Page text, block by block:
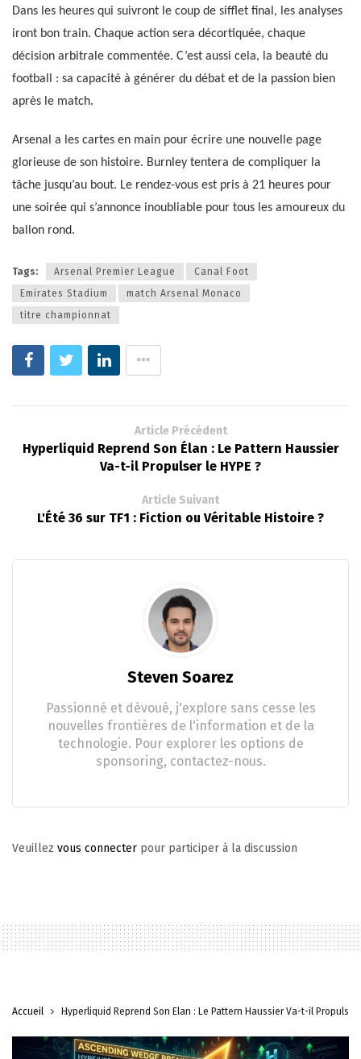
Dans les heures qui suivront le coup de sifflet final, les analyses
iront bon train. Chaque action sera décortiquée, chaque
décision arbitrale commentée. C’est aussi cela, la beauté du
football : sa capacité à générer du débat et de la passion bien
après le match.
Arsenal a les cartes en main pour écrire une nouvelle page
glorieuse de son histoire. Burnley tentera de compliquer la
tâche jusqu’au bout. Le rendez-vous est pris à 21 heures pour
une soirée qui s’annonce inoubliable pour tous les amoureux du
ballon rond.
Tags: Arsenal Premier League
Canal Foot
Emirates Stadium
match Arsenal Monaco
titre championnat
Article Précédent
Hyperliquid Reprend Son Élan : Le Pattern Haussier
Va-t-il Propulser le HYPE ?
Article Suivant
L'Été 36 sur TF1 : Fiction ou Véritable Histoire ?
Steven Soarez
Passionné et dévoué, j'explore sans cesse les
nouvelles frontières de l'information et de la
technologie. Pour explorer les options de
sponsoring, contactez-nous.
Veuillez vous connecter pour participer à la discussion
Accueil Hyperliquid Reprend Son Élan : Le Pattern Haussier Va-t-il Propulser